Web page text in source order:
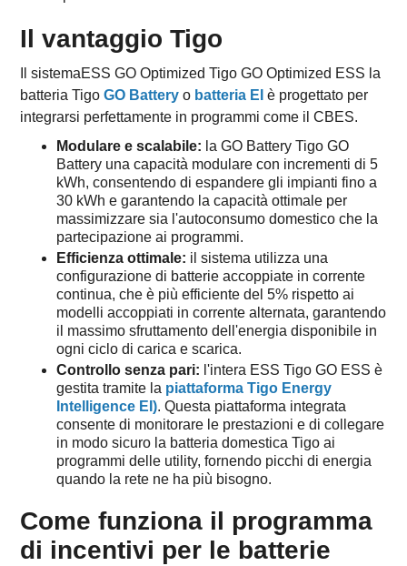
Il vantaggio Tigo
Il sistemaESS GO Optimized Tigo GO Optimized ESS la
batteria TigoGO Battery o batteria EI è progettato per
integrarsi perfettamente in programmi come il CBES.
Modulare e scalabile: la GO Battery Tigo GO
Battery una capacità modulare con incrementi di 5
kWh, consentendo di espandere gli impianti fino a
30 kWh e garantendo la capacità ottimale per
massimizzare sia l'autoconsumo domestico che la
partecipazione ai programmi.
Efficienza ottimale: il sistema utilizza una
configurazione di batterie accoppiate in corrente
continua, che è più efficiente del 5% rispetto ai
modelli accoppiati in corrente alternata, garantendo
il massimo sfruttamento dell'energia disponibile in
ogni ciclo di carica e scarica.
Controllo senza pari: l'intera ESS Tigo GO ESS è
gestita tramite la piattaforma Tigo Energy
Intelligence EI). Questa piattaforma integrata
consente di monitorare le prestazioni e di collegare
in modo sicuro la batteria domestica Tigo ai
programmi delle utility, fornendo picchi di energia
quando la rete ne ha più bisogno.
Come funziona il programma
di incentivi per le batterie